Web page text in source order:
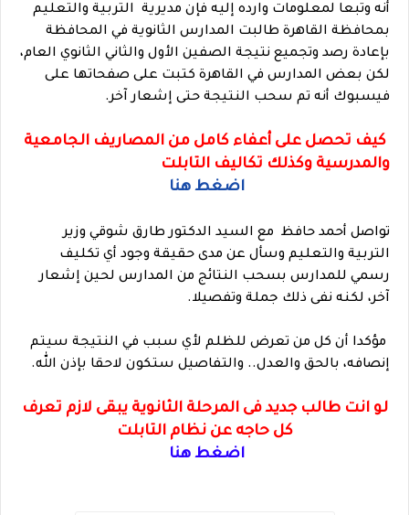
أنه وتبعا لمعلومات وارده إليه فإن مديرية التربية والتعليم
بمحافظة القاهرة طالبت المدارس الثانوية في المحافظة
بإعادة رصد وتجميع نتيجة الصفين الأول والثاني الثانوي العام،
لكن بعض المدارس في القاهرة كتبت على صفحاتها على
فيسبوك أنه تم سحب النتيجة حتى إشعار آخر.
كيف تحصل على أعفاء كامل من المصاريف الجامعية
والمدرسية وكذلك تكاليف التابلت
اضغط هنا
تواصل أحمد حافظ مع السيد الدكتور طارق شوقي وزير
التربية والتعليم وسأل عن مدى حقيقة وجود أي تكليف
رسمي للمدارس بسحب النتائج من المدارس لحين إشعار
آخر، لكنه نفى ذلك جملة وتفصيلا.
مؤكدا أن كل من تعرض للظلم لأي سبب في النتيجة سيتم
إنصافه، بالحق والعدل.. والتفاصيل ستكون لاحقا بإذن الله.
لو انت طالب جديد فى المرحلة الثانوية يبقى لازم تعرف
كل حاجه عن نظام التابلت
اضغط هنا